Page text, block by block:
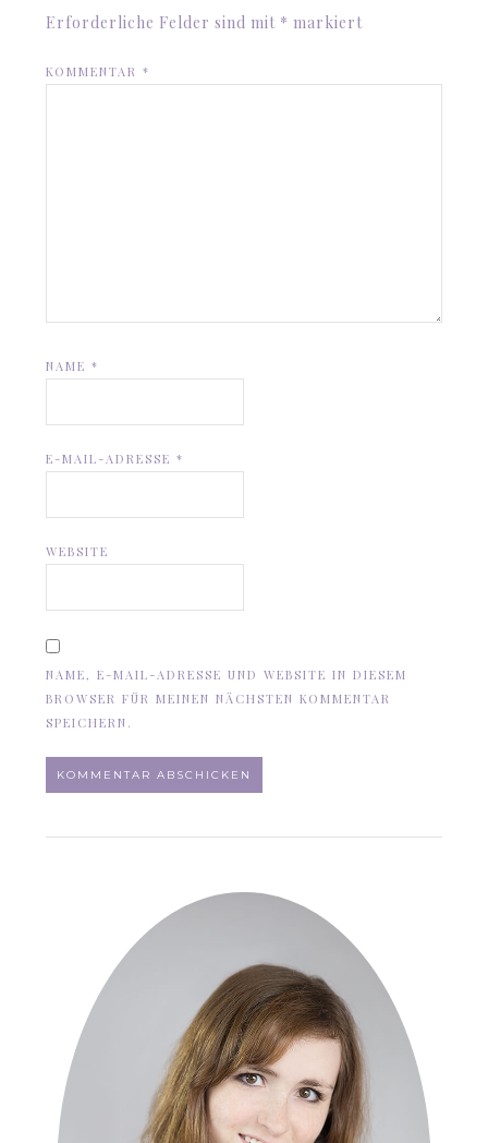
Erforderliche Felder sind mit * markiert
KOMMENTAR*
NAME*
E-MAIL-ADRESSE*
WEBSITE
NAME, E-MAIL-ADRESSE UND WEBSITE IN DIESEM
BROWSER FÜR MEINEN NÄCHSTEN KOMMENTAR
SPEICHERN.